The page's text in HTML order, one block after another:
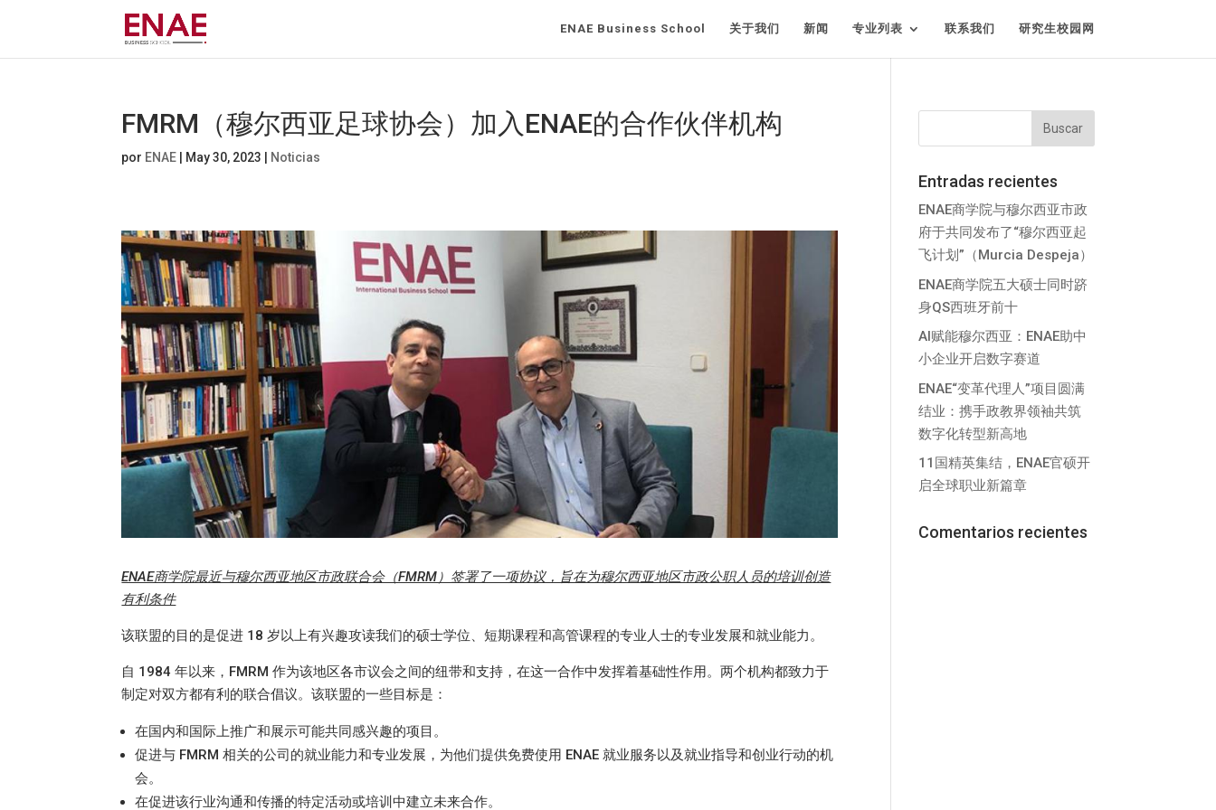
ENAE Business School 关于我们 新闻 专业列表 联系我们 研究生校园网
FMRM（穆尔西亚足球协会）加入ENAE的合作伙伴机构
por ENAE May 30, 2023 Noticias
ENAE商学院最近与穆尔西亚地区市政联合会（FMRM）签署了一项协议，旨在为穆尔西亚地区市政公职人员的培训创造
有利条件
该联盟的目的是促进 18 岁以上有兴趣攻读我们的硕士学位、短期课程和高管课程的专业人士的专业发展和就业能力。
自 1984 年以来，FMRM 作为该地区各市议会之间的纽带和支持，在这一合作中发挥着基础性作用。两个机构都致力于
制定对双方都有利的联合倡议。该联盟的一些目标是：
在国内和国际上推广和展示可能共同感兴趣的项目。
促进与 FMRM 相关的公司的就业能力和专业发展，为他们提供免费使用 ENAE 就业服务以及就业指导和创业行动的机
会。
在促进该行业沟通和传播的特定活动或培训中建立未来合作。
Entradas recientes
ENAE商学院与穆尔西亚市政
府于共同发布了“穆尔西亚起
飞计划”（Murcia Despeja）
ENAE商学院五大硕士同时跻
身QS西班牙前十
AI赋能穆尔西亚：ENAE助中
小企业开启数字赛道
ENAE“变革代理人”项目圆满
结业：携手政教界领袖共筑
数字化转型新高地
11国精英集结，ENAE官硕开
启全球职业新篇章
Comentarios recientes